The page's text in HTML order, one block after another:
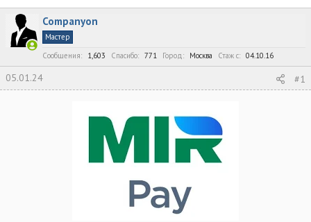
р
т
е
м
н
а
л
а
Companyon
Мастер
Сообщения
1,603 Спасибо 771 Город Москва Стаж c 04.10.16
05.01.24 #1